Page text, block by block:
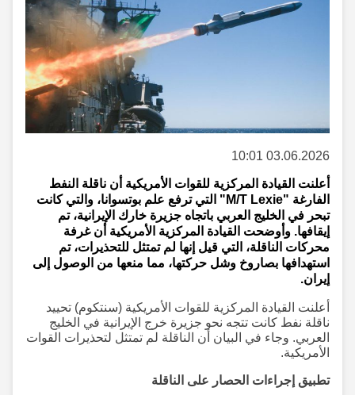
03.06.2026 10:01
أعلنت القيادة المركزية للقوات الأمريكية أن ناقلة النفط
الفارغة "M/T Lexie" التي ترفع علم بوتسوانا، والتي كانت
تبحر في الخليج العربي باتجاه جزيرة خارك الإيرانية، تم
إيقافها. وأوضحت القيادة المركزية الأمريكية أن غرفة
محركات الناقلة، التي قيل إنها لم تمتثل للتحذيرات، تم
استهدافها بصاروخ وشل حركتها، مما منعها من الوصول إلى
إيران.
أعلنت القيادة المركزية للقوات الأمريكية (سنتكوم) تحييد
ناقلة نفط كانت تتجه نحو جزيرة خرج الإيرانية في الخليج
العربي. وجاء في البيان أن الناقلة لم تمتثل لتحذيرات القوات
الأمريكية.
تطبيق إجراءات الحصار على الناقلة